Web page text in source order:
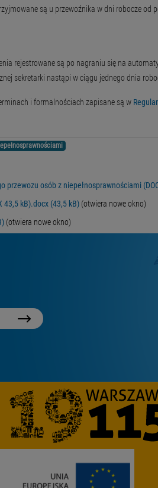
są u przewoźnika w dni robocze od
rejestrowane są po nagraniu się na
sekretarki nastąpi w ciągu jednego dnia
i formalnościach zapisane są w
osób z niepełnosprawnościami
43,5 kB).docx (43,5 kB) (otwiera nowe okno)
(otwiera nowe okno)